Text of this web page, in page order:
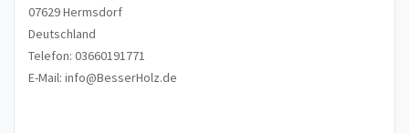
07629 Hermsdorf
Deutschland
Telefon: 03660191771
E-Mail: info@BesserHolz.de